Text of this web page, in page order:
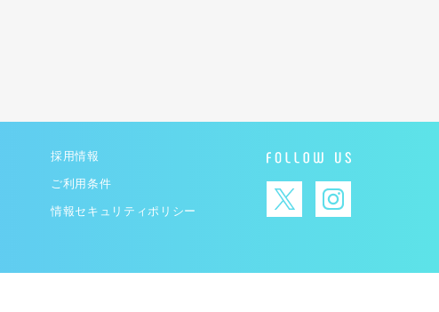
採用情報
ご利用条件
情報セキュリティポリシー